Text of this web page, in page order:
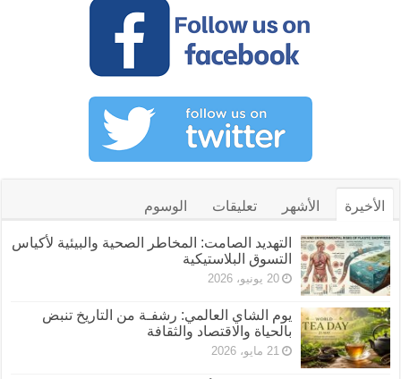
الأخيرة الأشهر تعليقات الوسوم
التهديد الصامت: المخاطر الصحية والبيئية لأكياس
التسوق البلاستيكية
20 يونيو، 2026
يوم الشاي العالمي: رشفـة من التاريخ تنبض
بالحياة والاقتصاد والثقافة
21 مايو، 2026